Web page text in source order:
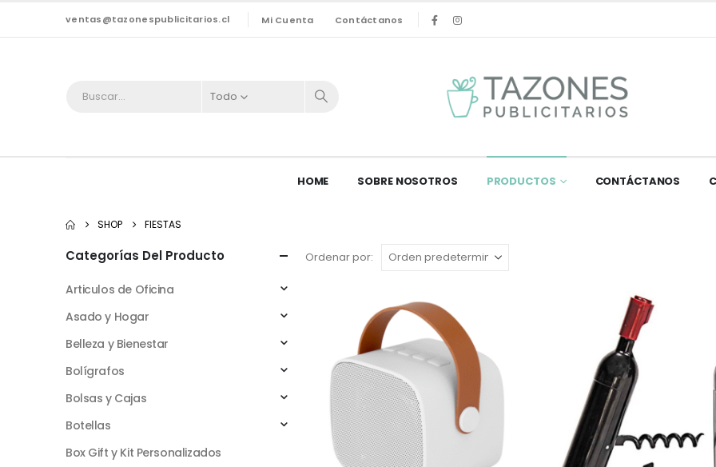
ventas@tazonespublicitarios.cl Mi Cuenta Contáctanos
Todo
HOME SOBRE NOSOTROS PRODUCTOS CONTÁCTANOS
SHOP FIESTAS
Ordenar por:
Categorías Del Producto
Articulos de Oficina
Asado y Hogar
Belleza y Bienestar
Bolígrafos
Bolsas y Cajas
Botellas
Box Gift y Kit Personalizados